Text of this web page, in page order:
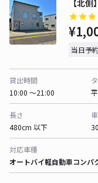
【北
当日予
貸出時間
10:00 〜21:00
長さ
480cm 以下
対応車種
オートバイ軽自動車コンパ